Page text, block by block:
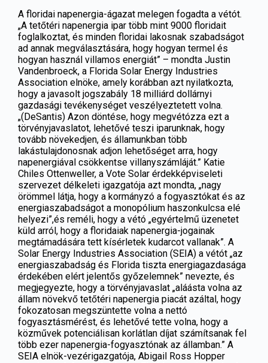
A floridai napenergia-ágazat melegen fogadta a vétót.
„A tetőtéri napenergia ipar több mint 9000 floridait
foglalkoztat, és minden floridai lakosnak szabadságot
ad annak megválasztására, hogy hogyan termel és
hogyan használ villamos energiát” – mondta Justin
Vandenbroeck, a Florida Solar Energy Industries
Association elnöke, amely korábban azt nyilatkozta,
hogy a javasolt jogszabály 18 milliárd dollárnyi
gazdasági tevékenységet veszélyeztetett volna.
„(DeSantis) Azon döntése, hogy megvétózza ezt a
törvényjavaslatot, lehetővé teszi iparunknak, hogy
tovább növekedjen, és államunkban több
lakástulajdonosnak adjon lehetőséget arra, hogy
napenergiával csökkentse villanyszámláját.” Katie
Chiles Ottenweller, a Vote Solar érdekképviseleti
szervezet délkeleti igazgatója azt mondta, „nagy
örömmel látja, hogy a kormányzó a fogyasztókat és az
energiaszabadságot a monopólium haszonkulcsa elé
helyezi”,és reméli, hogy a vétó „egyértelmű üzenetet
küld arról, hogy a floridaiak napenergia-jogainak
megtámadására tett kísérletek kudarcot vallanak”. A
Solar Energy Industries Association (SEIA) a vétót „az
energiaszabadság és Florida tiszta energiagazdasága
érdekében elért jelentős győzelemnek” nevezte, és
megjegyezte, hogy a törvényjavaslat „aláásta volna az
állam növekvő tetőtéri napenergia piacát azáltal, hogy
fokozatosan megszüntette volna a nettó
fogyasztásmérést, és lehetővé tette volna, hogy a
közművek potenciálisan korlátlan díjat számítsanak fel
több ezer napenergia-fogyasztónak az államban.” A
SEIA elnök-vezérigazgatója, Abigail Ross Hopper